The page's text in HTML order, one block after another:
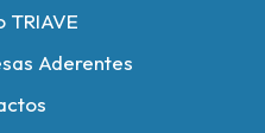
TRIAVE
Aderentes